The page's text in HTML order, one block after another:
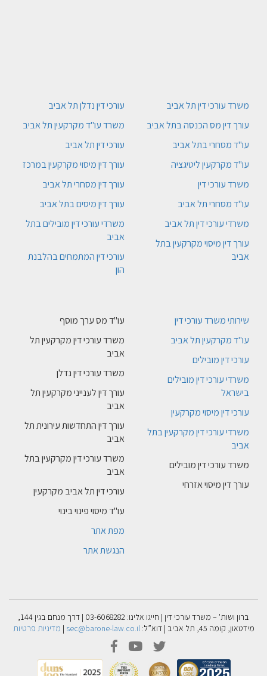
משרד עורכי דין תל אביב
עורך דין מס הכנסה בתל אביב
עו"ד מסחרי בתל אביב
עו"ד מקרקעין ליטיגציה
משרד עורכי דין
עו"ד מסחרי תל אביב
משרדי עורכי דין תל אביב
עורך דין מיסוי מקרקעין בתל
אביב
עורכי דין נדלן תל אביב
משרד עו"ד מקרקעין תל אביב
עורכי דין תל אביב
עורך דין מיסוי מקרקעין במרכז
עורך דין מסחרי תל אביב
עורך דין מיסים בתל אביב
משרדי עורכי דין מובילים בתל
אביב
עורכי דין המתמחים בהלבנת
הון
שירותי משרד עורכי דין
עו"ד מקרקעין תל אביב
עורכי דין מובילים
משרדי עורכי דין מובילים
בישראל
עורכי דין מיסוי מקרקעין
משרדי עורכי דין מקרקעין בתל
אביב
משרד עורכי דין מובילים
עורך דין מיסוי אזרחי
עו"ד מס ערך מוסף
משרד עורכי דין מקרקעין תל
אביב
משרד עורכי דין נדלן
עורך דין לענייני מקרקעין תל
אביב
עורך דין התחדשות עירונית תל
אביב
משרד עורכי דין מקרקעין בתל
אביב
עורכי דין תל אביב מקרקעין
עו"ד מיסוי פינוי בינוי
מפת אתר
הנגשת אתר
ברון ושות' – משרד עורכי דין | חייגו אלינו: 03-6068282 | דרך מנחם בגין 144,
מידטאון, קומה 45, תל אביב | דוא”ל:
sec@barone-law.co.il
| מדיניות פרטיות
twitter
youtube